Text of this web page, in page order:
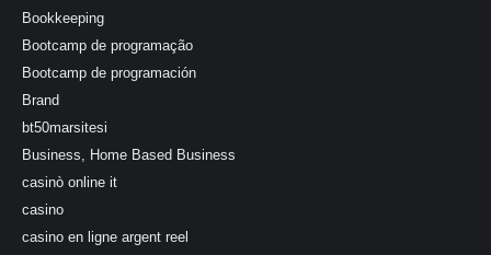
Bookkeeping
Bootcamp de programação
Bootcamp de programación
Brand
bt50marsitesi
Business, Home Based Business
casinò online it
casino
casino en ligne argent reel